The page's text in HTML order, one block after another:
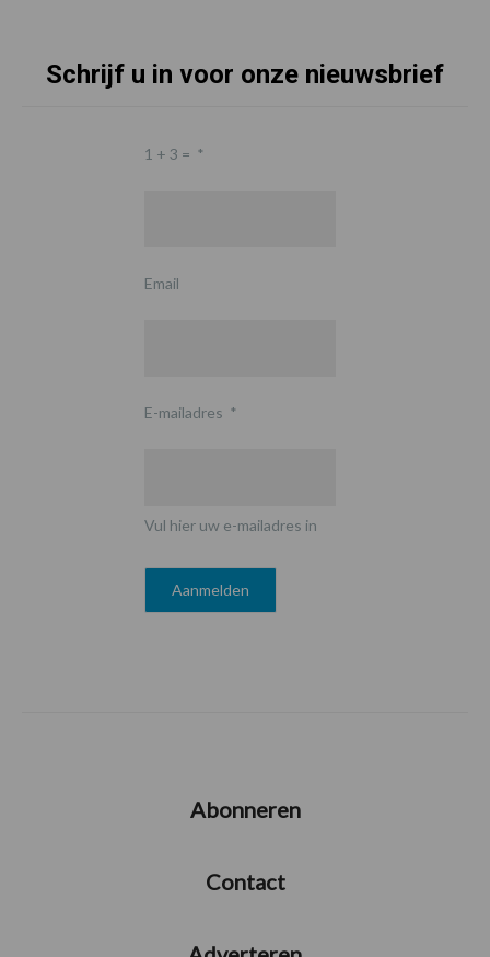
Schrijf u in voor onze nieuwsbrief
1 + 3 = *
Email
E-mailadres *
Vul hier uw e-mailadres in
Abonneren
Contact